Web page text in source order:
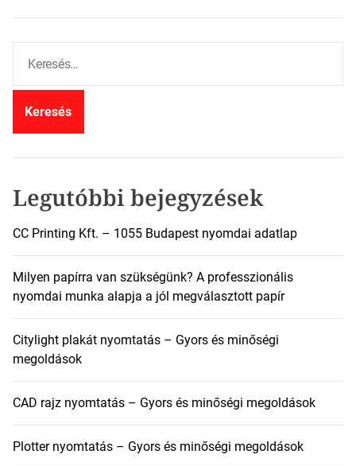
r
Legutóbbi bejegyzések
CC Printing Kft. – 1055 Budapest nyomdai adatlap
Milyen papírra van szükségünk? A professzionális
nyomdai munka alapja a jól megválasztott papír
Citylight plakát nyomtatás – Gyors és minőségi
megoldások
CAD rajz nyomtatás – Gyors és minőségi megoldások
Plotter nyomtatás – Gyors és minőségi megoldások